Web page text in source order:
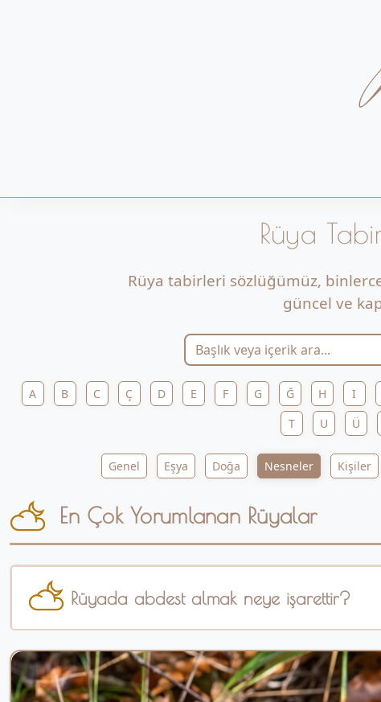
Rüya
Rüya tabirleri sözlüğümüz,
güncel ve
A B C Ç D E F G Ğ H I
T
U Ü
Genel Eşya Doğa Nesneler Kişiler
En Çok Yorumlanan Rüyalar
Rüyada abdest almak neye işarettir?